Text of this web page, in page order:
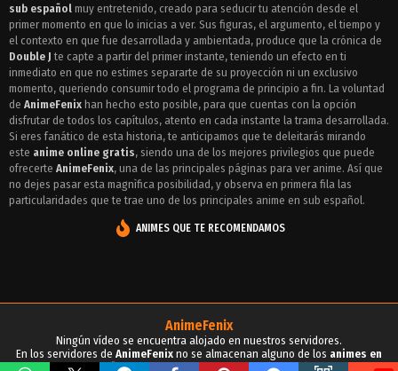
Episodio 1 - Double J
sub español muy entretenido, creado para seducir tu atención desde el
primer momento en que lo inicias a ver. Sus figuras, el argumento, el tiempo y
el contexto en que fue desarrollada y ambientada, produce que la crónica de
Double J te capte a partir del primer instante, teniendo un efecto en ti
inmediato en que no estimes separarte de su proyección ni un exclusivo
momento, queriendo consumir todo el programa de principio a fin. La voluntad
de AnimeFenix han hecho esto posible, para que cuentas con la opción
disfrutar de todos los capítulos, atento en cada instante la trama desarrollada.
Si eres fanático de esta historia, te anticipamos que te deleitarás mirando
este anime online gratis, siendo una de los mejores privilegios que puede
ofrecerte AnimeFenix, una de las principales páginas para ver anime. Así que
no dejes pasar esta magnìfica posibilidad, y observa en primera fila las
particularidades que te trae uno de los principales anime en sub español.
ANIMES QUE TE RECOMENDAMOS
AnimeFenix
Ningún vídeo se encuentra alojado en nuestros servidores.
En los servidores de AnimeFenix no se almacenan alguno de los animes en
sub español, para tu conocimiento y demás propósitos.